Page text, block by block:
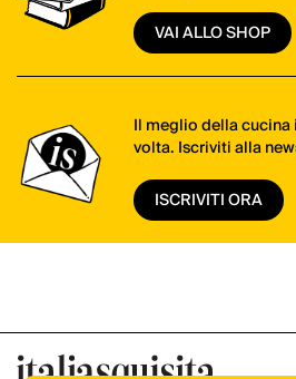
VAI ALLO SHOP
Il meglio della
volta. Iscriviti alla
ISCRIVITI ORA